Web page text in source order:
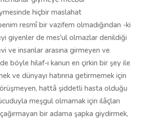
hiçbir maslahat
resmî bir vazifem olmadığından -ki
giyenler de mes'ul olmazlar denildiği
ve insanlar arasına girmeyen ve
böyle hilaf-ı kanun en çirkin bir şey ile
ve dünyayı hatırına getirmemek için
hattâ şiddetli hasta olduğu
meşgul olmamak için ilâçları
bir adama şapka giydirmek,